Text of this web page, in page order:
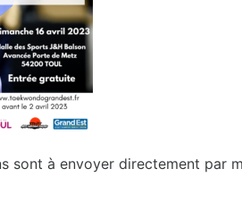
sont à envoyer directement par